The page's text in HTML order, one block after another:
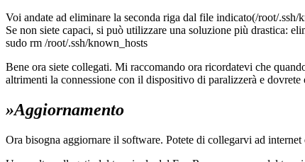
Voi andate ad eliminare la seconda riga dal file indicato(/root/
Se non siete capaci, si può utilizzare una soluzione più drastica:
sudo rm /root/.ssh/known_hosts
Bene ora siete collegati. Mi raccomando ora ricordatevi che
altrimenti la connessione con il dispositivo di paralizzerà e
»Aggiornamento
Ora bisogna aggiornare il software. Potete di collegarvi ad